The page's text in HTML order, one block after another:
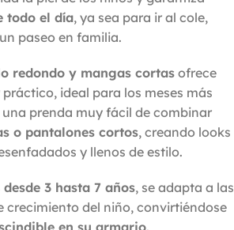
todo el día, ya sea para ir al cole,
paseo en familia.
redondo y mangas cortas ofrece
ideal para los meses más
una prenda muy fácil de combinar
o pantalones cortos, creando looks
y llenos de estilo.
3 hasta 7 años, se adapta a las
crecimiento del niño, convirtiéndose
en su armario.